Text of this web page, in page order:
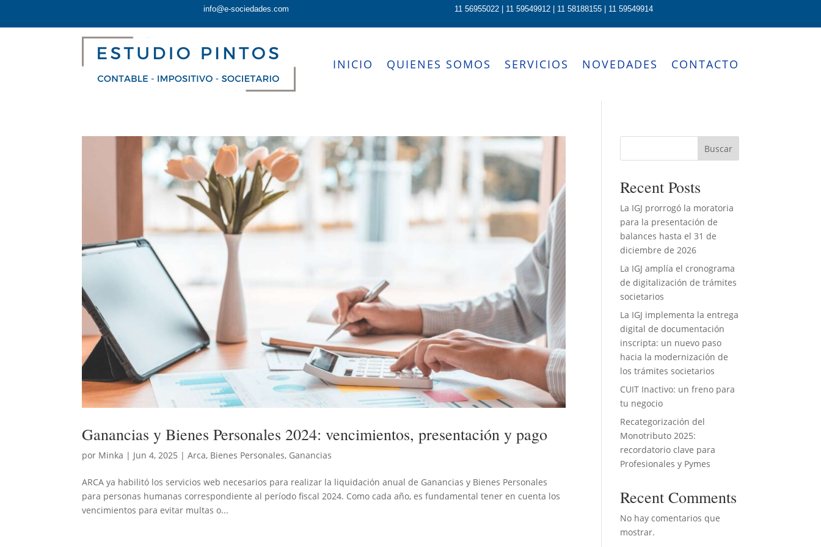
info@e-sociedades.com 11 56955022 | 11 59549912 | 11 58188155 | 11 59549914
INICIO QUIENES SOMOS SERVICIOS NOVEDADES CONTACTO
Ganancias y Bienes Personales 2024: vencimientos, presentación y pago
por Minka | Jun 4, 2025 |Arca, Bienes Personales, Ganancias
ARCA ya habilitó los servicios web necesarios para realizar la liquidación anual de Ganancias y Bienes Personales
para personas humanas correspondiente al período fiscal 2024. Como cada año, es fundamental tener en cuenta los
vencimientos para evitar multas o...
Buscar
Recent Posts
La IGJ prorrogó la moratoria
para la presentación de
balances hasta el 31 de
diciembre de 2026
La IGJ amplía el cronograma
de digitalización de trámites
societarios
La IGJ implementa la entrega
digital de documentación
inscripta: un nuevo paso
hacia la modernización de
los trámites societarios
CUIT Inactivo: un freno para
tu negocio
Recategorización del
Monotributo 2025:
recordatorio clave para
Profesionales y Pymes
Recent Comments
No hay comentarios que
mostrar.